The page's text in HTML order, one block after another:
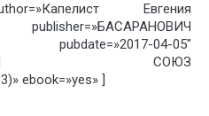
Евгения
04-05″
СОЮЗ
ebook=»yes» ]